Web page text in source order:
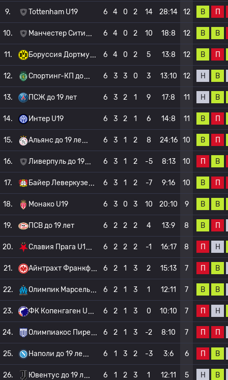
9. Tottenham U19 6 4 0 2 14 28:14 12 В П
10. Манчестер Сити 6 4 0 2 10 18:8 12 В В
11. Боруссия Дортму 6 4 0 2 5 13:8 12 В П
12. Спортинг-КП до 6 3 3 0 3 13:10 12 Н В
13. ПСЖ до 19 лет 6 3 2 1 9 17:8 11 Н В
14. Интер U19 6 3 2 1 6 14:8 11 В П
15. Альянс до 19 ле 6 3 1 2 8 24:16 10 В П
16. Ливерпуль до 19 6 3 1 2 -5 8:13 10 П В
17. Байер Леверкузе 6 3 1 2 -7 9:16 10 В П
18. Монако U19 6 3 0 3 10 20:10 9 В В
19. ПСВ до 19 лет 6 2 2 2 4 13:9 8 В П
20. Славия Прага U1 6 2 2 2 -1 16:17 8 П Н
21. Айнтрахт Франкф 6 2 1 3 2 15:13 7 П В
22. Олимпик Марсель 6 2 1 3 1 12:11 7 В В
23. ФК Копенгаген U 6 2 1 3 0 10:10 7 П Н
24. Олимпиакос Пире 6 2 1 3 -2 8:10 7 П П
25. Наполи до 19 ле 6 1 3 2 -3 3:6 6 П В
26. Ювентус до 19 л 6 1 2 3 1 12:11 5 Н В